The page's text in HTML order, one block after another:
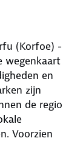
(Korfoe) -
wegenkaart
en
zijn
de regio
Voorzien